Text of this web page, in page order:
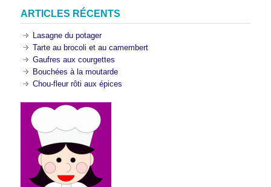
ARTICLES RÉCENTS
Lasagne du potager
Tarte au brocoli et au camembert
Gaufres aux courgettes
Bouchées à la moutarde
Chou-fleur rôti aux épices